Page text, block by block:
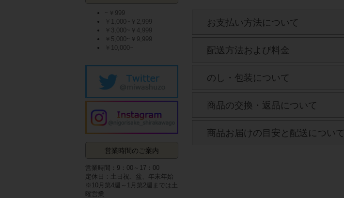
~￥999
￥1,000~￥2,999
￥3,000~￥4,999
￥5,000~￥9,999
￥10,000~
営業時間のご案内
営業時間：9：00～17：00
定休日：土日祝、盆、年末年始
※10月第4週～1月第2週までは土
曜営業
お支払い方法について
配送方法および料金
のし・包装について
商品の交換・返品について
商品お届けの目安と配送について